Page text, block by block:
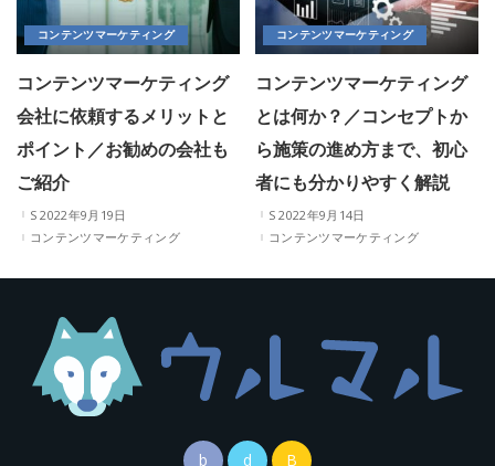
コンテンツマーケティング
コンテンツマーケティング
会社に依頼するメリットと
ポイント／お勧めの会社も
ご紹介
2022年9月19日
コンテンツマーケティング
コンテンツマーケティング
コンテンツマーケティング
とは何か？／コンセプトか
ら施策の進め方まで、初心
者にも分かりやすく解説
2022年9月14日
コンテンツマーケティング